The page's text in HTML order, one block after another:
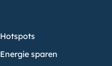
Hotspots
Energie sparen